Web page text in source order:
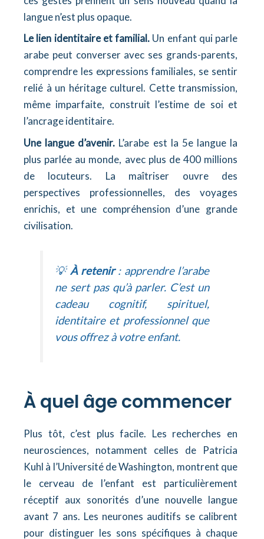
langue n’est plus opaque.
Le lien identitaire et familial. Un enfant qui parle
arabe peut converser avec ses grands-parents,
comprendre les expressions familiales, se sentir
relié à un héritage culturel. Cette transmission,
même imparfaite, construit l’estime de soi et
l’ancrage identitaire.
Une langue d’avenir. L’arabe est la 5e langue la
plus parlée au monde, avec plus de 400 millions
de locuteurs. La maîtriser ouvre des
perspectives professionnelles, des voyages
enrichis, et une compréhension d’une grande
civilisation.
💡À retenir: apprendre l’arabe
ne sert pas qu’à parler. C’est un
cadeau cognitif, spirituel,
identitaire et professionnel que
vous offrez à votre enfant.
À quel âge commencer
Plus tôt, c’est plus facile. Les recherches en
neurosciences, notamment celles de Patricia
Kuhl à l’Université de Washington, montrent que
le cerveau de l’enfant est particulièrement
réceptif aux sonorités d’une nouvelle langue
avant 7 ans. Les neurones auditifs se calibrent
pour distinguer les sons spécifiques à chaque